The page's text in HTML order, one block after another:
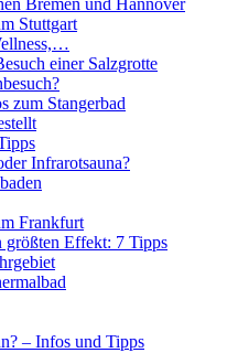
Bremen und Hannover
Stuttgart
einer Salzgrotte
zum Stangerbad
Infrarotsauna?
Frankfurt
größten Effekt: 7 Tipps
– Infos und Tipps